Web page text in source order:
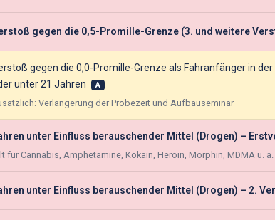
gegen die 0,5-Promille-Grenze (3. und weitere
gegen die 0,0-Promille-Grenze als Fahranfänger in
unter 21 Jahren
A
Verlängerung der Probezeit und Aufbauseminar
unter Einfluss berauschender Mittel (Drogen) –
für Cannabis, Amphetamine, Kokain, Heroin, Morphin, MDMA u. a.
unter Einfluss berauschender Mittel (Drogen) – 2.